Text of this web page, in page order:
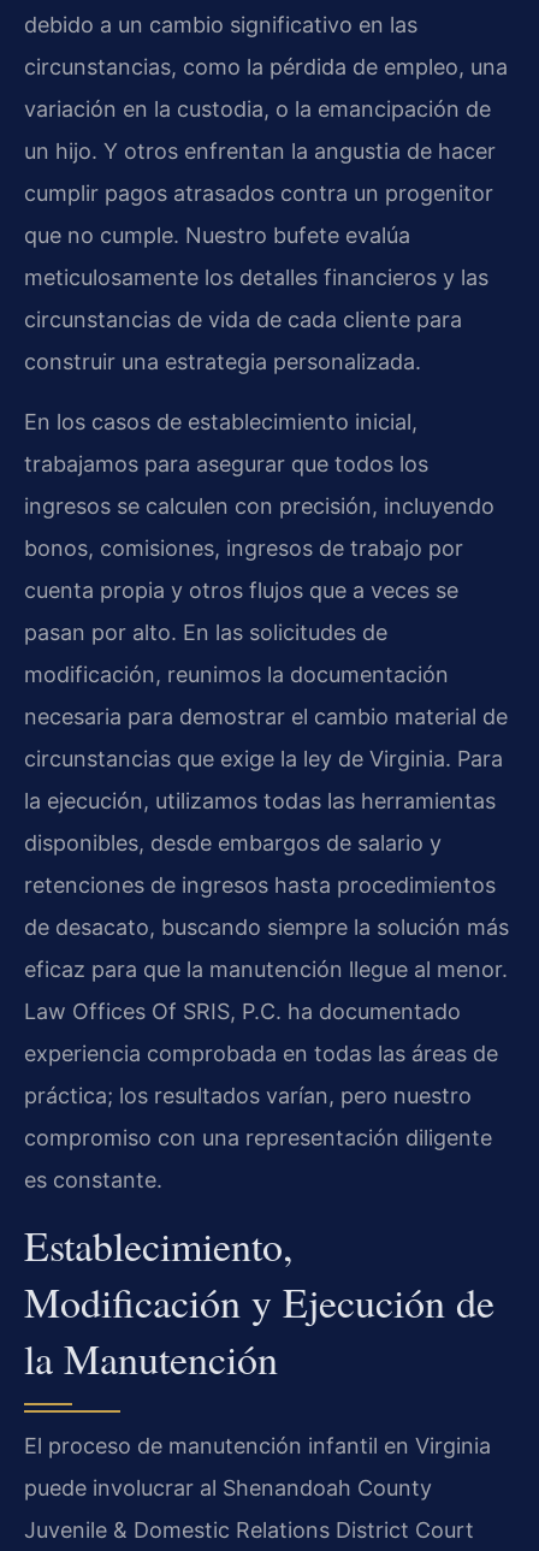
debido a un cambio significativo en las
circunstancias, como la pérdida de empleo, una
variación en la custodia, o la emancipación de
un hijo. Y otros enfrentan la angustia de hacer
cumplir pagos atrasados contra un progenitor
que no cumple. Nuestro bufete evalúa
meticulosamente los detalles financieros y las
circunstancias de vida de cada cliente para
construir una estrategia personalizada.
En los casos de establecimiento inicial,
trabajamos para asegurar que todos los
ingresos se calculen con precisión, incluyendo
bonos, comisiones, ingresos de trabajo por
cuenta propia y otros flujos que a veces se
pasan por alto. En las solicitudes de
modificación, reunimos la documentación
necesaria para demostrar el cambio material de
circunstancias que exige la ley de Virginia. Para
la ejecución, utilizamos todas las herramientas
disponibles, desde embargos de salario y
retenciones de ingresos hasta procedimientos
de desacato, buscando siempre la solución más
eficaz para que la manutención llegue al menor.
Law Offices Of SRIS, P.C. ha documentado
experiencia comprobada en todas las áreas de
práctica; los resultados varían, pero nuestro
compromiso con una representación diligente
es constante.
Establecimiento,
Modificación y Ejecución de
la Manutención
El proceso de manutención infantil en Virginia
puede involucrar al Shenandoah County
Juvenile & Domestic Relations District Court